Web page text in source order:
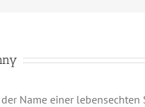
der Name einer